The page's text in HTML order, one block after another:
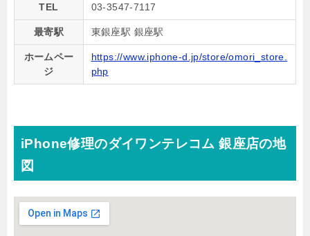
TEL 03-3547-7117
最寄駅 東銀座駅 銀座駅
ホームペー
ジ
https://www.iphone-d.jp/store/omori_store.
php
iPhone修理のダイワンテレコム 銀座店の地
図